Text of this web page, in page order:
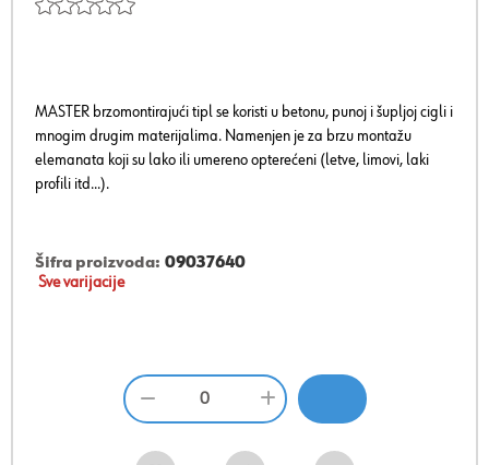
MASTER brzomontirajući tipl se koristi u betonu, punoj i šupljoj cigli i
mnogim drugim materijalima. Namenjen je za brzu montažu
elemanata koji su lako ili umereno opterećeni (letve, limovi, laki
profili itd...).
Šifra proizvoda: 09037640
Sve varijacije